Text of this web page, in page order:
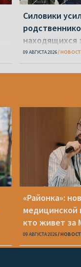
Силовики
находящихся
09 АВГУСТА 2026
«Районка»:
медицинской
кто живет за
09 АВГУСТА 2026